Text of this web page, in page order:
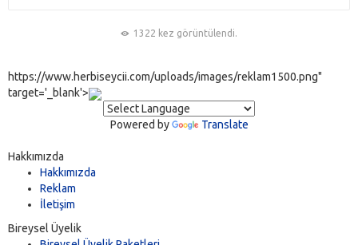
1322 kez görüntülendi.
https://www.herbiseycii.com/uploads/images/reklam1500.png"
target='_blank'>
Powered by Translate
Hakkımızda
Hakkımızda
Reklam
İletişim
Bireysel Üyelik